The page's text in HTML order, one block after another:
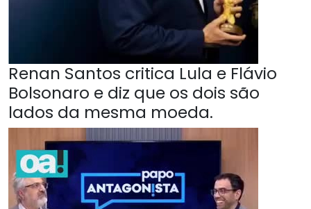
Renan Santos critica Lula e Flávio
Bolsonaro e diz que os dois são
lados da mesma moeda.